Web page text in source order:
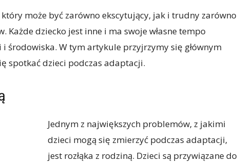
może być zarówno ekscytujący, jak i trudny zarówno
Każde dziecko jest inne i ma swoje własne tempo
środowiska. W tym artykule przyjrzymy się głównym
spotkać dzieci podczas adaptacji.
Jednym z największych problemów, z jakimi
dzieci mogą się zmierzyć podczas adaptacji,
jest rozłąka z rodziną. Dzieci są przywiązane do